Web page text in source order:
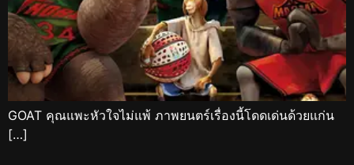
GOAT คุณแพะหัวใจไม่แพ้ ภาพยนตร์เรื่องนี้โดดเด่นด้วยแก่น
[…]